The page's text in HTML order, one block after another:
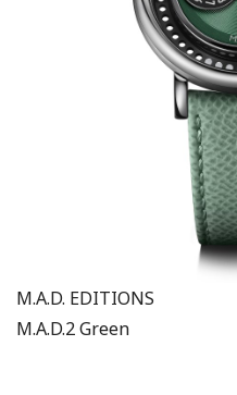
M.A.D. EDITIONS
M.A.D.2 Green